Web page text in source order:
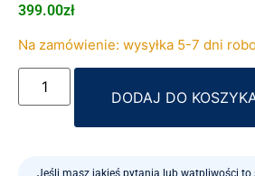
399.00zł
Na zamówienie: wysyłka 5-7 dni
DODAJ DO
Jeśli masz jakieś pytania lub wątpliwości to